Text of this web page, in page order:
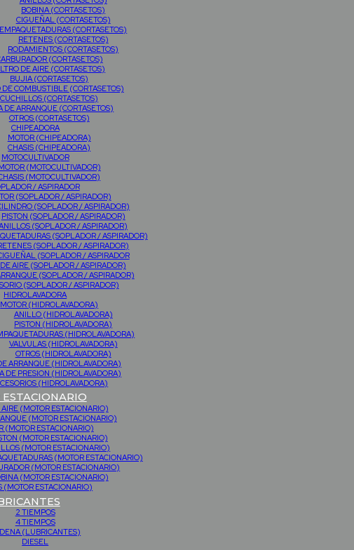
BOBINA (CORTASETOS)
CIGUEÑAL (CORTASETOS)
EMPAQUETADURAS (CORTASETOS)
RETENES (CORTASETOS)
RODAMIENTOS (CORTASETOS)
(CORTASETOS)
DE AIRE (CORTASETOS)
BUJIA (CORTASETOS)
DE COMBUSTIBLE (CORTASETOS)
CUCHILLOS (CORTASETOS)
DE ARRANQUE (CORTASETOS)
OTROS (CORTASETOS)
CHIPEADORA
MOTOR (CHIPEADORA)
CHASIS (CHIPEADORA)
MOTOCULTIVADOR
(MOTOCULTIVADOR)
(MOTOCULTIVADOR)
/ ASPIRADOR
(SOPLADOR / ASPIRADOR)
(SOPLADOR / ASPIRADOR)
PISTON (SOPLADOR / ASPIRADOR)
(SOPLADOR / ASPIRADOR)
(SOPLADOR / ASPIRADOR)
(SOPLADOR / ASPIRADOR)
(SOPLADOR / ASPIRADOR
AIRE (SOPLADOR / ASPIRADOR)
(SOPLADOR / ASPIRADOR)
(SOPLADOR / ASPIRADOR)
HIDROLAVADORA
MOTOR (HIDROLAVADORA)
ANILLO (HIDROLAVADORA)
PISTON (HIDROLAVADORA)
(HIDROLAVADORA)
VALVULAS (HIDROLAVADORA)
OTROS (HIDROLAVADORA)
ARRANQUE (HIDROLAVADORA)
DE PRESION (HIDROLAVADORA)
(HIDROLAVADORA)
(MOTOR ESTACIONARIO)
(MOTOR ESTACIONARIO)
(MOTOR ESTACIONARIO)
(MOTOR ESTACIONARIO)
(MOTOR ESTACIONARIO)
(MOTOR ESTACIONARIO)
(MOTOR ESTACIONARIO)
(MOTOR ESTACIONARIO)
(MOTOR ESTACIONARIO)
2 TIEMPOS
4 TIEMPOS
(LUBRICANTES)
DIESEL